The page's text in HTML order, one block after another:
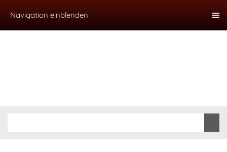
Navigation einblenden